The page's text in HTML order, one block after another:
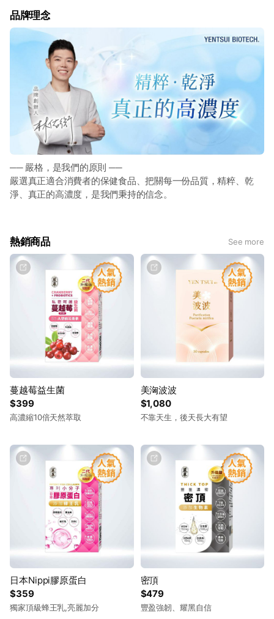
品牌理念
── 嚴格，是我們的原則 ──
嚴選真正適合消費者的保健食品、把關每一份品質，精粹、乾
淨、真正的高濃度，是我們秉持的信念。
熱銷商品 See more
$399
蔓越莓益生菌
高濃縮10倍天然萃取
$1,080
美洶波波
不靠天生，後天長大有望
$359
日本Nippi膠原蛋白
獨家頂級蜂王乳,亮麗加分
$479
密頂
豐盈強韌、耀黑自信